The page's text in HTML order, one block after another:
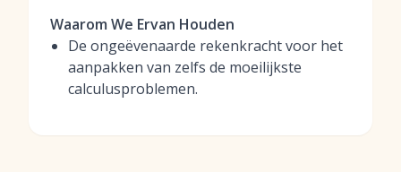
Waarom We Ervan Houden
De ongeëvenaarde rekenkracht voor het
aanpakken van zelfs de moeilijkste
calculusproblemen.